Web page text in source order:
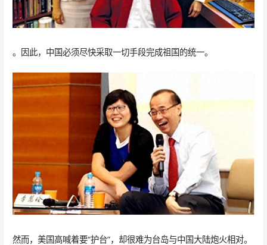
。因此，中国必须尽快采取一切手段完成祖国的统一。
然而，美国高喊着要“护台”，却很难为台岛与中国大陆炮火相对。